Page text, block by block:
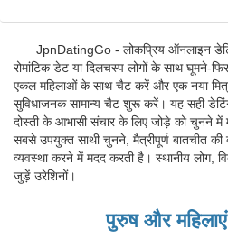
JpnDatingGo - लोकप्रिय ऑनलाइन
रोमांटिक डेट या दिलचस्प लोगों के साथ घूमने-
एकल महिलाओं के साथ चैट करें और एक नया
सुविधाजनक सामान्य चैट शुरू करें। यह सही
दोस्ती के आभासी संचार के लिए जोड़े को चुनने में
सबसे उपयुक्त साथी चुनने, मैत्रीपूर्ण बातचीत की
व्यवस्था करने में मदद करती है। स्थानीय लोग,
जुड़ें उरेशिनों।
पुरुष और